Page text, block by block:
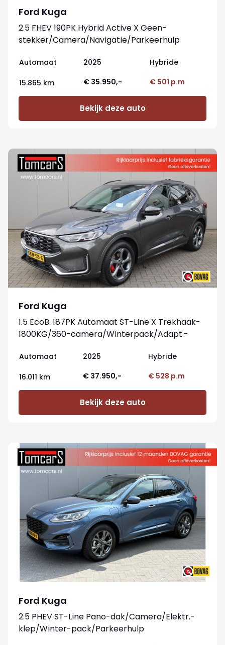
Ford Kuga
2.5 FHEV 190PK Hybrid Active X Geen-
stekker/Camera/Navigatie/Parkeerhulp
Automaat 2025 Hybride
15.865 km € 35.950,- € 501 p.m
Bekijk deze auto
Ford Kuga
1.5 EcoB. 187PK Automaat ST-Line X Trekhaak-
1800KG/360-camera/Winterpack/Adapt.-
Automaat 2025 Hybride
16.011 km € 37.950,- € 528 p.m
Bekijk deze auto
Ford Kuga
2.5 PHEV ST-Line Pano-dak/Camera/Elektr.-
klep/Winter-pack/Parkeerhulp